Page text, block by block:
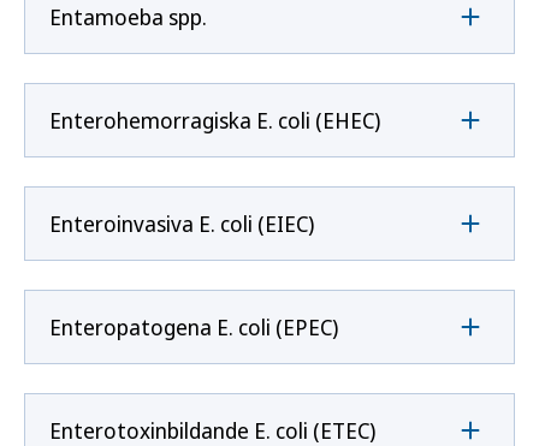
Entamoeba spp.
Enterohemorragiska E. coli (EHEC)
Enteroinvasiva E. coli (EIEC)
Enteropatogena E. coli (EPEC)
Enterotoxinbildande E. coli (ETEC)